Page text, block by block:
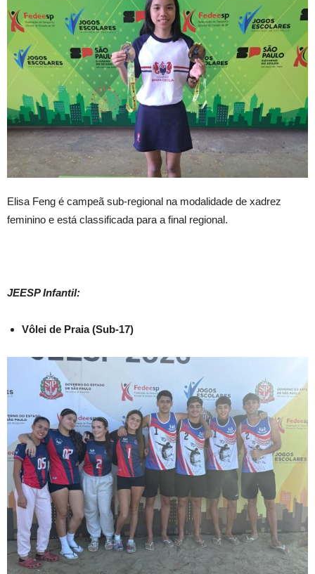
Elisa Feng é campeã sub-regional na modalidade de xadrez
feminino e está classificada para a final regional.
JEESP Infantil:
Vôlei de Praia (Sub-17)